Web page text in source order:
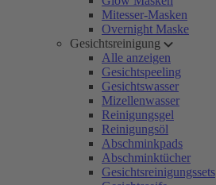
Mitesser-Masken
Overnight Maske
Gesichtsreinigung
Alle anzeigen
Gesichtspeeling
Gesichtswasser
Mizellenwasser
Reinigungsgel
Reinigungsöl
Abschminkpads
Abschminktücher
Gesichtsreinigungssets